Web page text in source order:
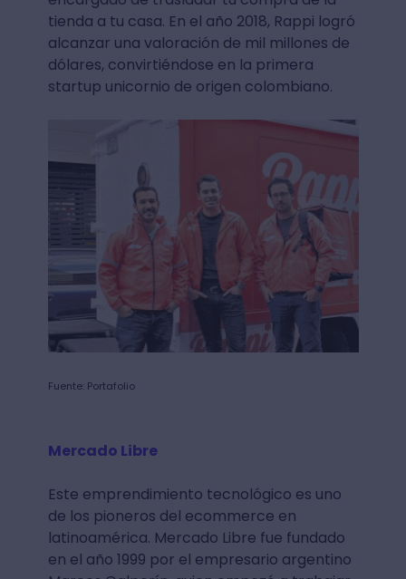
tienda a tu casa. En el año 2018, Rappi logró
alcanzar una valoración de mil millones de
dólares, convirtiéndose en la primera
startup unicornio de origen colombiano.
Fuente: Portafolio
Mercado Libre
Este emprendimiento tecnológico es uno
de los pioneros del ecommerce en
latinoamérica. Mercado Libre fue fundado
en el año 1999 por el empresario argentino